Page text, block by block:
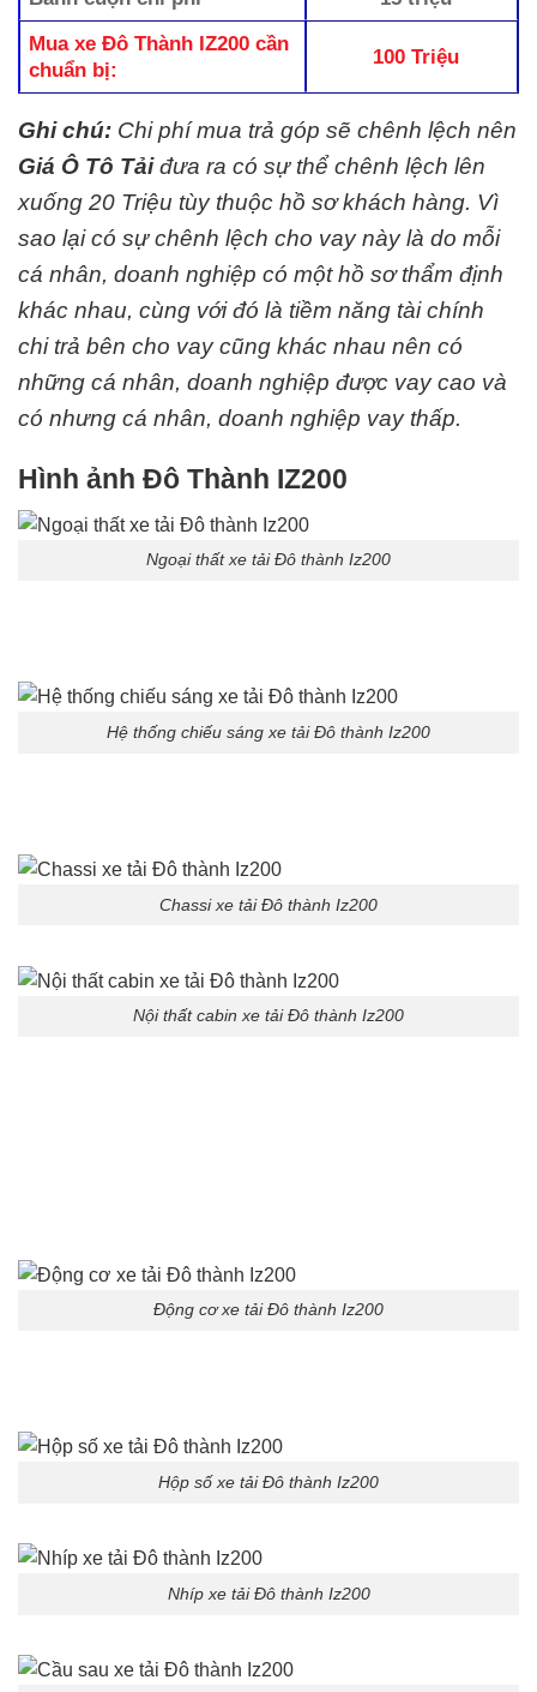
Mua xe Đô Thành IZ200 cần
chuẩn bị:
100 Triệu
Ghi chú: Chi phí mua trả góp sẽ chênh lệch nên
Giá Ô Tô Tảiđưa ra có sự thể chênh lệch lên
xuống 20 Triệu tùy thuộc hồ sơ khách hàng. Vì
sao lại có sự chênh lệch cho vay này là do mỗi
cá nhân, doanh nghiệp có một hồ sơ thẩm định
khác nhau, cùng với đó là tiềm năng tài chính
chi trả bên cho vay cũng khác nhau nên có
những cá nhân, doanh nghiệp được vay cao và
có nhưng cá nhân, doanh nghiệp vay thấp.
Hình ảnh Đô Thành IZ200
Ngoại thất xe tải Đô thành Iz200
Hệ thống chiếu sáng xe tải Đô thành Iz200
Chassi xe tải Đô thành Iz200
Nội thất cabin xe tải Đô thành Iz200
Động cơ xe tải Đô thành Iz200
Hộp số xe tải Đô thành Iz200
Nhíp xe tải Đô thành Iz200